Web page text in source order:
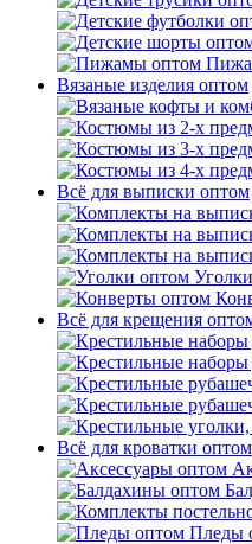
Вязаные изделия оптом
Всё для выписки оптом
Всё для крещения
Всё для кроватки оптом
Пледы